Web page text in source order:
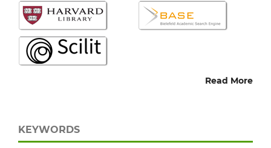
Read More
KEYWORDS